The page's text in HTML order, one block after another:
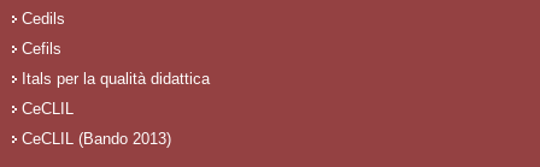
Cedils
Cefils
Itals per la qualità didattica
CeCLIL
CeCLIL (Bando 2013)